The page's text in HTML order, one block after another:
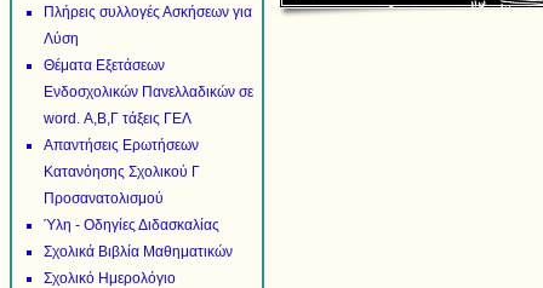
Πλήρεις συλλογές Ασκήσεων για
Λύση
Θέματα Εξετάσεων
Ενδοσχολικών Πανελλαδικών σε
word. Α,Β,Γ τάξεις ΓΕΛ
Απαντήσεις Ερωτήσεων
Κατανόησης Σχολικού Γ
Προσανατολισμού
Ύλη - Οδηγίες Διδασκαλίας
Σχολικά Βιβλία Μαθηματικών
Σχολικό Ημερολόγιο